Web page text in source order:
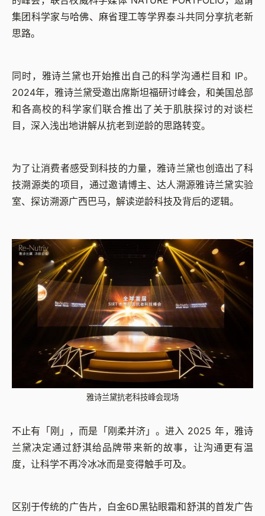
集团科学家与哈佛、麻省理工等学界泰斗共同分享抗老新
思路。
同时，雅诗兰黛也开始推出自己的科学沟通栏目和 IP。
2024年，雅诗兰黛受邀出席斯坦福研讨峰会，和美国总部
和各高校的科学家们联合推出了关于肌肤探讨的对谈栏
目，深入浅出地讲解从抗老到逆龄的思路转变。
为了让消费者感受到科技的力量，雅诗兰黛也创造出了科
技溯源类的项目，通过邀请博主、达人溯源雅诗兰黛实验
室、探访溯源广西巴马，解读逆龄科技及背后的逻辑。
雅诗兰黛抗老科技峰会现场
不止有「刚」，而是「刚柔并济」。进入 2025 年，雅诗
兰黛决定通过舒淇给品牌带来新的故事，让沟通更有温
度，让科学不再冷冰冰而是变得触手可及。
区别于传统的广告片，白金6D黑钻眼霜和舒淇的首发广告